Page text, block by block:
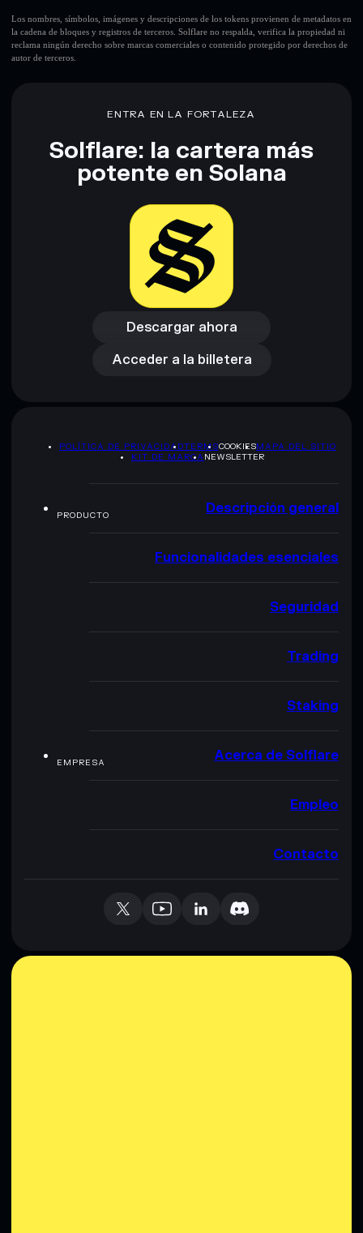
Los nombres, símbolos, imágenes y descripciones de los tokens provienen de metadatos en
la cadena de bloques y registros de terceros. Solflare no respalda, verifica la propiedad ni
reclama ningún derecho sobre marcas comerciales o contenido protegido por derechos de
autor de terceros.
ENTRA EN LA FORTALEZA
Solflare: la cartera más
potente en Solana
Descargar ahora
Descargar ahora
Acceder a la billetera
Acceder a la billetera
POLÍTICA DE PRIVACIDADTERMSCOOKIESMAPA DEL SITIO
KIT DE MARCA NEWSLETTER
PRODUCTO Descripción general
Funcionalidades esenciales
Seguridad
Trading
Staking
EMPRESA Acerca de Solflare
Empleo
Contacto